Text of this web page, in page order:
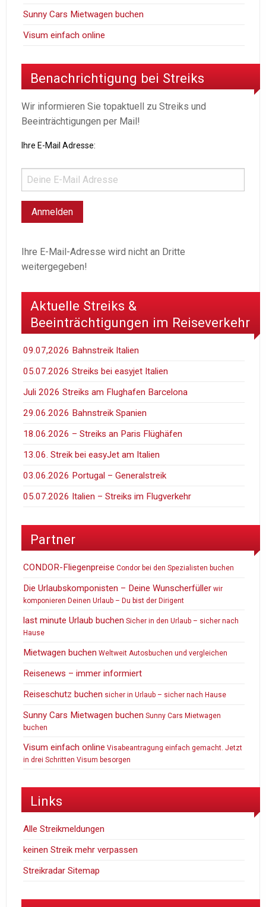
Sunny Cars Mietwagen buchen
Visum einfach online
Benachrichtigung bei Streiks
Wir informieren Sie topaktuell zu Streiks und
Beeinträchtigungen per Mail!
Ihre E-Mail Adresse:
Ihre E-Mail-Adresse wird nicht an Dritte
weitergegeben!
Aktuelle Streiks &
Beeinträchtigungen im Reiseverkehr
09.07,2026 Bahnstreik Italien
05.07.2026 Streiks bei easyjet Italien
Juli 2026 Streiks am Flughafen Barcelona
29.06.2026 Bahnstreik Spanien
18.06.2026 – Streiks an Paris Flüghäfen
13.06. Streik bei easyJet am Italien
03.06.2026 Portugal – Generalstreik
05.07.2026 Italien – Streiks im Flugverkehr
Partner
CONDOR-Fliegenpreise Condor bei den Spezialisten buchen
Die Urlaubskomponisten – Deine Wunscherfüller wir
komponieren Deinen Urlaub – Du bist der Dirigent
last minute Urlaub buchen Sicher in den Urlaub – sicher nach
Hause
Mietwagen buchen Weltweit Autosbuchen und vergleichen
Reisenews – immer informiert
Reiseschutz buchen sicher in Urlaub – sicher nach Hause
Sunny Cars Mietwagen buchen Sunny Cars Mietwagen
buchen
Visum einfach online Visabeantragung einfach gemacht. Jetzt
in drei Schritten Visum besorgen
Links
Alle Streikmeldungen
keinen Streik mehr verpassen
Streikradar Sitemap